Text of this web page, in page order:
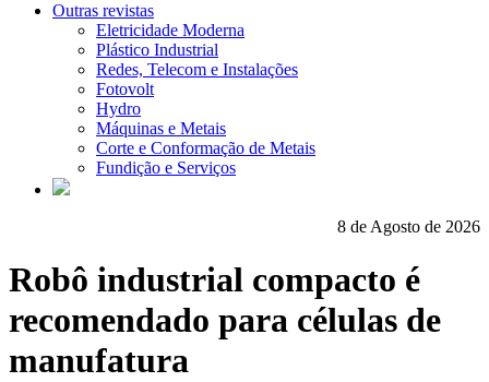
Outras revistas
Eletricidade Moderna
Plástico Industrial
Redes, Telecom e Instalações
Fotovolt
Hydro
Máquinas e Metais
Corte e Conformação de Metais
Fundição e Serviços
8 de Agosto de 2026
Robô industrial compacto é
recomendado para células de
manufatura